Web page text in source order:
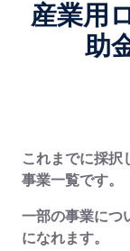
産業用
助
これまでに採択
事業一覧です。
一部の事業につ
になれます。